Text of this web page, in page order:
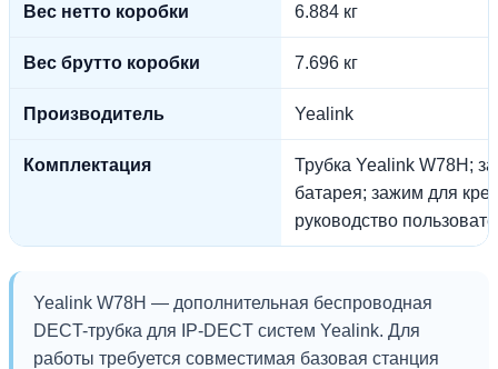
Вес нетто коробки 6.884 кг
Вес брутто коробки 7.696 кг
Производитель Yealink
Комплектация
Трубка Yealink W78H;
батарея; зажим для
руководство
Yealink W78H — дополнительная беспроводная
DECT-трубка для IP-DECT систем Yealink. Для
работы требуется совместимая базовая станция